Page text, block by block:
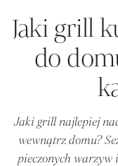
Jaki grill
do
Jaki grill najlepiej
wewnątrz domu?
pieczonych warzyw